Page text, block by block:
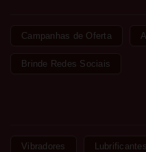
Campanhas de Oferta
Brinde Redes Sociais
Vibradores Lubrificantes